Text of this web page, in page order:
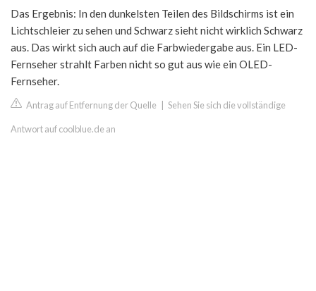
Das Ergebnis: In den dunkelsten Teilen des Bildschirms ist ein
Lichtschleier zu sehen und Schwarz sieht nicht wirklich Schwarz
aus. Das wirkt sich auch auf die Farbwiedergabe aus. Ein LED-
Fernseher strahlt Farben nicht so gut aus wie ein OLED-
Fernseher.
Antrag auf Entfernung der Quelle Sehen Sie sich die vollständige
Antwort auf coolblue.de an